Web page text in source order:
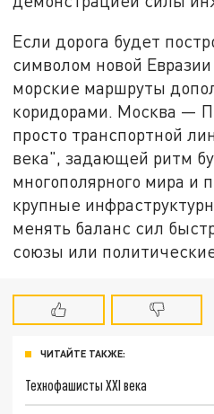
Если дорога будет
символом новой
морские маршруты
коридорами. Москва —
просто транспортной
века", задающей ритм
многополярного мира и
крупные
менять баланс сил
союзы или
ЧИТАЙТЕ ТАКЖЕ:
Технофашисты XXI века